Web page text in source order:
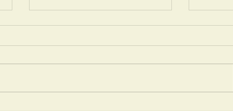
竹蒔絵溜棗 放生会